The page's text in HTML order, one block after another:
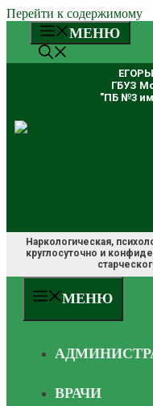
Перейти к содержимому
МЕНЮ
ГБУЗ
"ПБ №3
Наркологическая,
круглосуточно и
МЕНЮ
ВРАЧИ